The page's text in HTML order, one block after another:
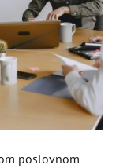
poslovnom